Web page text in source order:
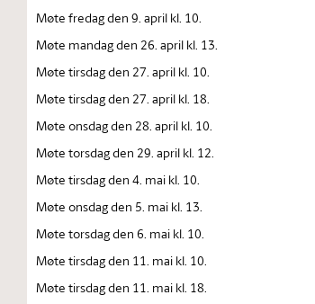
Møte fredag den 9. april kl. 10.
Møte mandag den 26. april kl. 13.
Møte tirsdag den 27. april kl. 10.
Møte tirsdag den 27. april kl. 18.
Møte onsdag den 28. april kl. 10.
Møte torsdag den 29. april kl. 12.
Møte tirsdag den 4. mai kl. 10.
Møte onsdag den 5. mai kl. 13.
Møte torsdag den 6. mai kl. 10.
Møte tirsdag den 11. mai kl. 10.
Møte tirsdag den 11. mai kl. 18.